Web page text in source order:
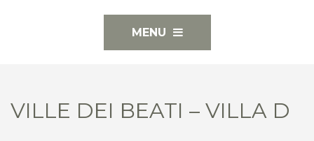
MENU
VILLE DEI BEATI – VILLA D